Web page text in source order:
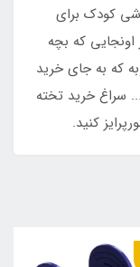
کودک برای
که بچه
که به جای خرید
سراغ خرید تخته
کنید.